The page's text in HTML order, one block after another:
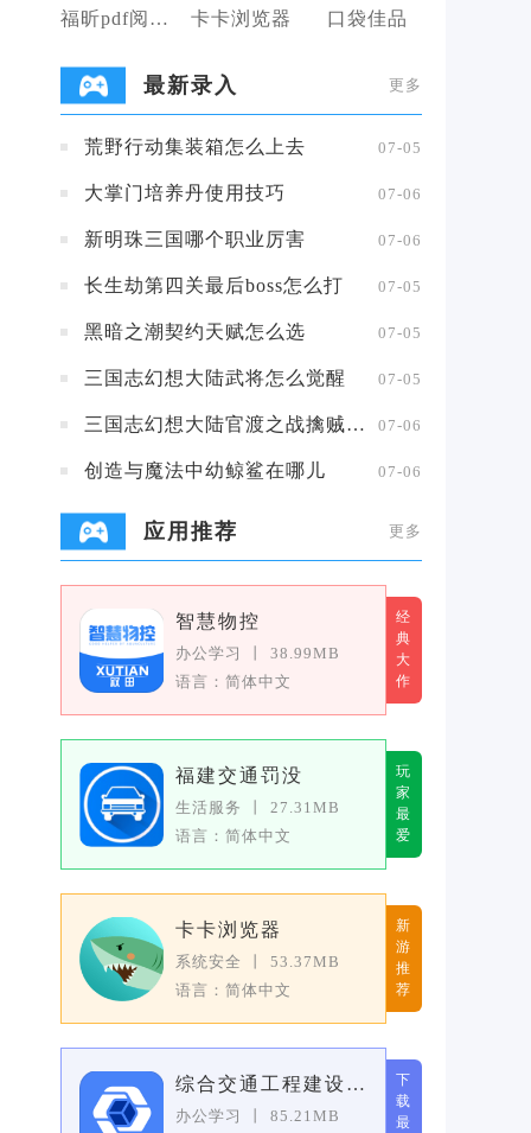
福昕pdf阅读器 卡卡浏览器 口袋佳品
最新录入 更多
荒野行动集装箱怎么上去 07-05
大掌门培养丹使用技巧 07-06
新明珠三国哪个职业厉害 07-06
长生劫第四关最后boss怎么打 07-05
黑暗之潮契约天赋怎么选 07-05
三国志幻想大陆武将怎么觉醒 07-05
三国志幻想大陆官渡之战擒贼擒王攻略 07-06
创造与魔法中幼鲸鲨在哪儿 07-06
应用推荐 更多
智慧物控
办公学习
38.99MB
语言：简体中文
经
典
大
作
福建交通罚没
生活服务
27.31MB
语言：简体中文
玩
家
最
爱
卡卡浏览器
系统安全
53.37MB
语言：简体中文
新
游
推
荐
综合交通工程建设全过程管理系统
办公学习
85.21MB
下
载
最